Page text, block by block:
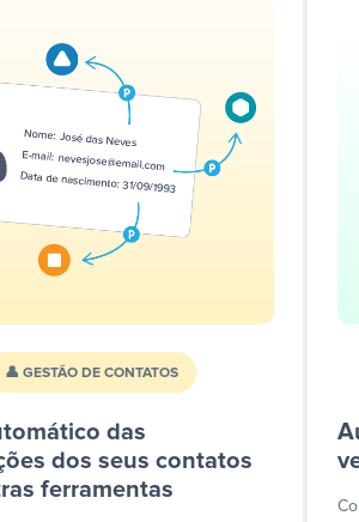
👤 GESTÃO DE CONTATOS
das
dos seus contatos
ferramentas